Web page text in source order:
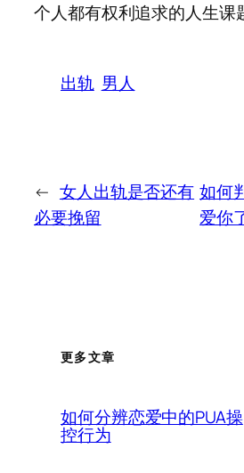
个人都有权利追求的人生课
出轨 男人
← 女人出轨是否还有
必要挽留
如何
爱你
更多文章
如何分辨恋爱中的PUA操
控行为